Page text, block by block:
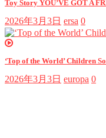
Toy Story YOU’VE GOT A
2026年3月3日 ersa 0
‘Top of the World’ Children
2026年3月3日 europa 0